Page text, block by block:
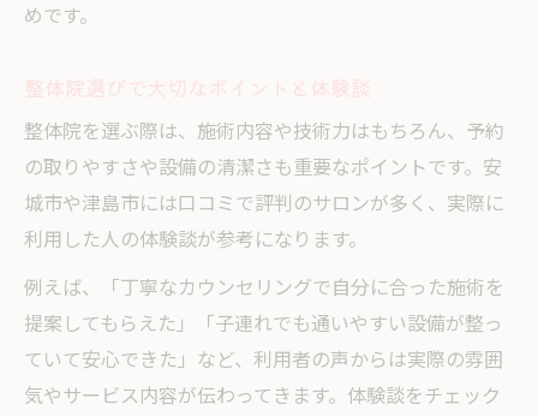
整体が心身バランスを整える理由
整体で悩みを根本から解決する方法
めです。
整体院を選ぶ際は、施術内容や技術力はもちろん、予約
の取りやすさや設備の清潔さも重要なポイントです。安
城市や津島市には口コミで評判のサロンが多く、実際に
利用した人の体験談が参考になります。
例えば、「丁寧なカウンセリングで自分に合った施術を
提案してもらえた」「子連れでも通いやすい設備が整っ
ていて安心できた」など、利用者の声からは実際の雰囲
気やサービス内容が伝わってきます。体験談をチェック